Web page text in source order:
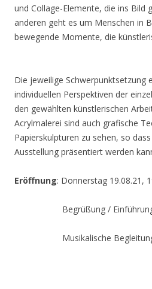
und Collage-Elemente, die ins Bild
anderen geht es um Menschen in
bewegende Momente, die
Die jeweilige Schwerpunktsetzung
individuellen Perspektiven der
den gewählten künstlerischen
Acrylmalerei sind auch grafische
Papierskulpturen zu sehen, so
Ausstellung präsentiert werden
Eröffnung: Donnerstag 19.08.21,
Begrüßung /
Musikalische